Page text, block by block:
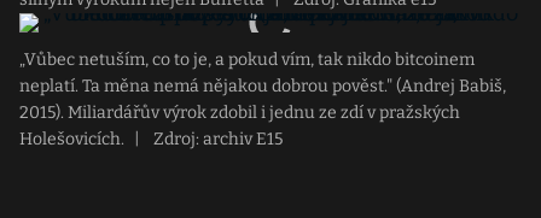
„Vůbec netuším, co to je, a pokud vím, tak nikdo bitcoinem
neplatí. Ta měna nemá nějakou dobrou pověst." (Andrej Babiš,
2015). Miliardářův výrok zdobil i jednu ze zdí v pražských
Holešovicích.
Zdroj: archiv E15